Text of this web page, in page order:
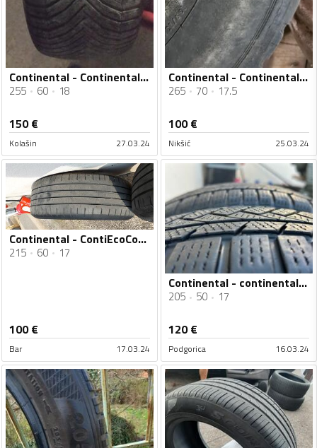
Continental - Continental - Zimska guma
255 60 18
150€
Kolašin 27.03.24
Continental - Continental - Univerzalna guma
265 70 17.5
100€
Nikšić 25.03.24
Continental - ContiEcoContact 5/CrossClimate 2 - Univerzalna guma
215 60 17
100€
Bar 17.03.24
Continental - continental - Zimska guma
205 50 17
120€
Podgorica 16.03.24